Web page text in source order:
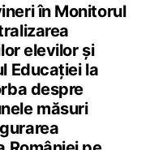
în Monitorul
elevilor și
Educației la
despre
măsuri